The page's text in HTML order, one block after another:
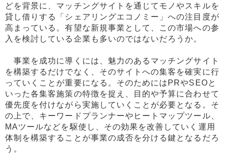
どを背景に、マッチングサイトを通じてモノやスキルを
貸し借りする「シェアリングエコノミー」への注目度が
高まっている。有望な新規事業として、この市場への参
入を検討している企業も多いのではないだろうか。
事業を成功に導くには、魅力のあるマッチングサイト
を構築するだけでなく、そのサイトへの集客を確実に行
っていくことが重要になる。そのためにはPRやSEOと
いった各集客施策の特徴を捉え、目的や予算に合わせて
優先度を付けながら実施していくことが必要となる。そ
の上で、キーワードプランナーやヒートマップツール、
MAツールなどを駆使し、その効果を改善していく運用
体制を構築することが事業の成否を分ける鍵となるだろ
う。